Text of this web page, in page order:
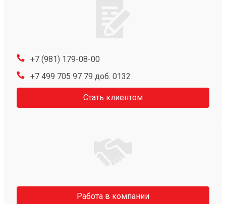
+7 (981) 179-08-00
+7 499 705 97 79 доб. 0132
Стать клиентом
Работа в компании